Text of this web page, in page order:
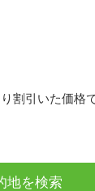
割引いた価格
地を検索